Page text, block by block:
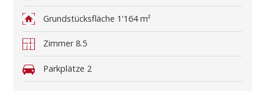
Grundstücksfläche 1'164 m²
Zimmer8.5
Parkplätze 2